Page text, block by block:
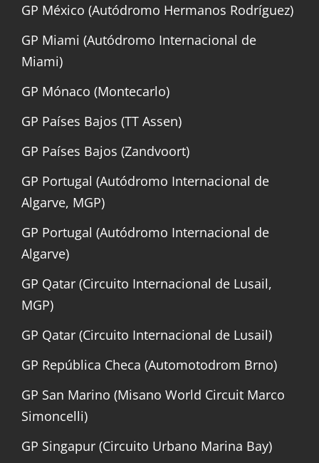
GP México (Autódromo Hermanos Rodríguez)
GP Miami (Autódromo Internacional de
Miami)
GP Mónaco (Montecarlo)
GP Países Bajos (TT Assen)
GP Países Bajos (Zandvoort)
GP Portugal (Autódromo Internacional de
Algarve, MGP)
GP Portugal (Autódromo Internacional de
Algarve)
GP Qatar (Circuito Internacional de Lusail,
MGP)
GP Qatar (Circuito Internacional de Lusail)
GP República Checa (Automotodrom Brno)
GP San Marino (Misano World Circuit Marco
Simoncelli)
GP Singapur (Circuito Urbano Marina Bay)